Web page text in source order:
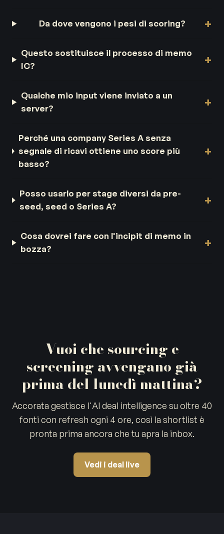
Da dove vengono i pesi di scoring?
Questo sostituisce il processo di memo
IC?
Qualche mio input viene inviato a un
server?
Perché una company Series A senza
segnale di ricavi ottiene uno score più
basso?
Posso usarlo per stage diversi da pre-
seed, seed o Series A?
Cosa dovrei fare con l'incipit di memo in
bozza?
Vuoi che sourcing e
screening avvengano già
prima del lunedì mattina?
Accorata gestisce l'AI deal intelligence su oltre 40
fonti con refresh ogni 4 ore, così la shortlist è
pronta prima ancora che tu apra la inbox.
Vedi i deal live